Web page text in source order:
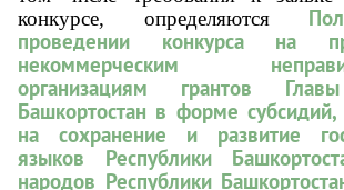
конкурсе, определяются
проведении конкурса на
некоммерческим
организациям грантов
Башкортостан в форме
на сохранение и развитие
языков Республики
народов Республики